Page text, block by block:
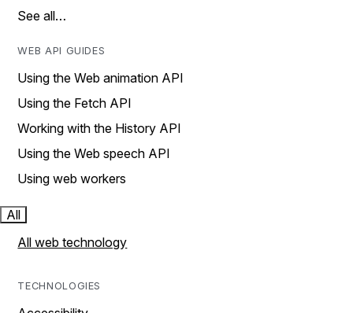
See all…
WEB API GUIDES
Using the Web animation API
Using the Fetch API
Working with the History API
Using the Web speech API
Using web workers
All
All web technology
TECHNOLOGIES